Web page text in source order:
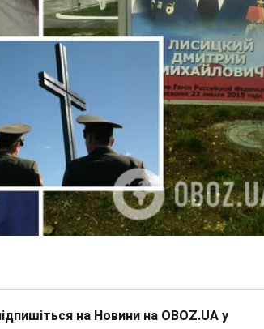
на Новини на OBOZ.UA у